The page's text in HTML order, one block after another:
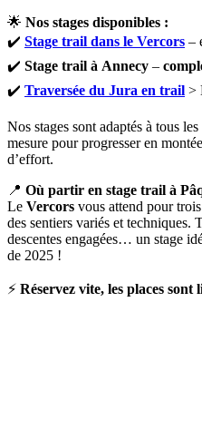
🌟 Nos stages disponibles :
✔️ Stage trail dans le Vercors –
✔️ Stage trail à Annecy –
✔️ Traversée du Jura en trail >
Nos stages sont adaptés à tous
mesure pour progresser en
d’effort.
📍 Où partir en stage trail à
Le Vercors vous attend pour
des sentiers variés et techniques.
descentes engagées… un stage
de 2025 !
⚡ Réservez vite, les places sont